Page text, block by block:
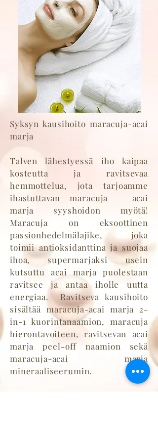
Syksyn kausihoito maracuja-acai
marja
Talven lähestyessä iho kaipaa
kosteutta ja ravitsevaa
hemmottelua, jota tarjoamme
ihastuttavan maracuja – acai
marja syyshoidon myötä!
Maracuja on eksoottinen
passionhedelmälajike, joka
toimii antioksidanttina ja suojaa
ihoa, supermarjaksi usein
kutsuttu acai marja puolestaan
ravitsee ja antaa iholle uutta
energiaa. Ravitseva kausihoito
sisältää maracuja-acai marja 2-
in-1 kuorintanaamion, maracuja
hierontavoiteen, ravitsevan acai
marja peel-off naamion sekä
maracuja-acai marja
mineraaliseerumin.